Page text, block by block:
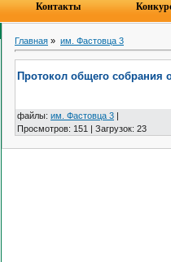
Контакты
Главная » им. Фастовца 3
Протокол общего собрания
файлы: им. Фастовца 3 |
Просмотров: 151 | Загрузок: 23